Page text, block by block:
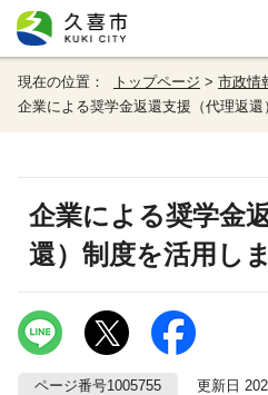
現在の位置： トップページ > 市政情
企業による奨学金返還支援（代理返
企業による奨学金
還）制度を活用し
ページ番号1005755 更新日